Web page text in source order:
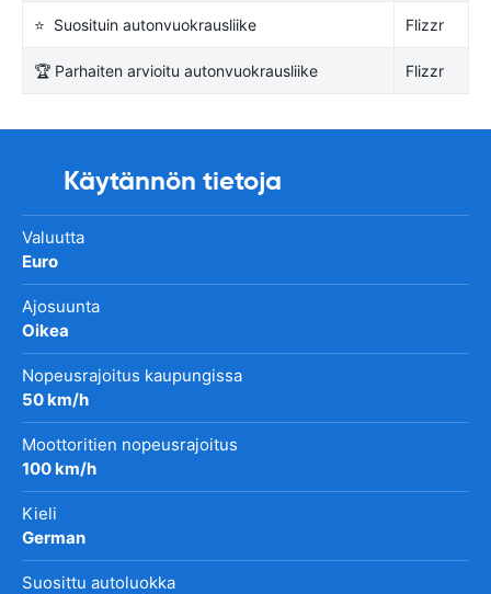
⭐ Suosituin autonvuokrausliike Flizzr
🏆 Parhaiten arvioitu autonvuokrausliike Flizzr
Käytännön tietoja
Valuutta
Euro
Ajosuunta
Oikea
Nopeusrajoitus kaupungissa
50 km/h
Moottoritien nopeusrajoitus
100 km/h
Kieli
German
Suosittu autoluokka